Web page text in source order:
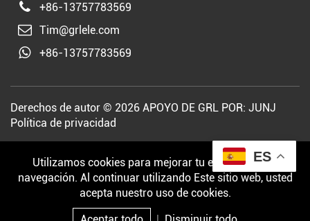
Utilizamos cookies para mejorar tu experiencia de
navegación. Al continuar utilizando Este sitio web, usted
acepta nuestro uso de cookies.
+86-13757783569
Tim@grlele.com
+86-13757783569
Derechos de autor © 2026 APOYO DE GRL POR: JUNJ
Política de privacidad
ES